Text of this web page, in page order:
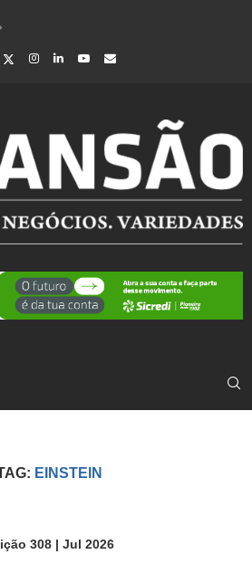
SEBRAE RS SÃO DESTAQUE EM
EINSTEIN
308 | Jul 2026